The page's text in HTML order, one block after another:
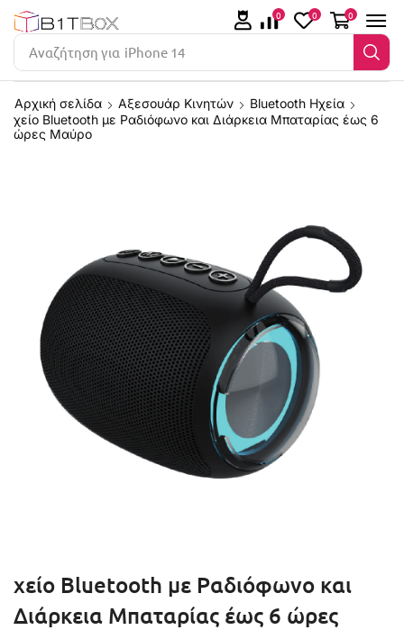
Αναζήτηση για iPhone 14
0 0 0
Αρχική σελίδα Αξεσουάρ Κινητών
Bluetooth Ηχεία
χείο Bluetooth με Ραδιόφωνο και Διάρκεια Μπαταρίας έως 6
ώρες Μαύρο
χείο Bluetooth με Ραδιόφωνο και
Διάρκεια Μπαταρίας έως 6 ώρες